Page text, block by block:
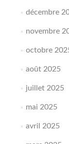
décembre
novembre
octobre
août 2025
juillet 2025
mai 2025
avril 2025